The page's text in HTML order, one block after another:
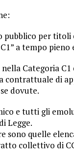
per titoli
a tempo
Categoria
contrattuale di
dovute.
e tutti gli
Legge.
sono quelle
collettivo di